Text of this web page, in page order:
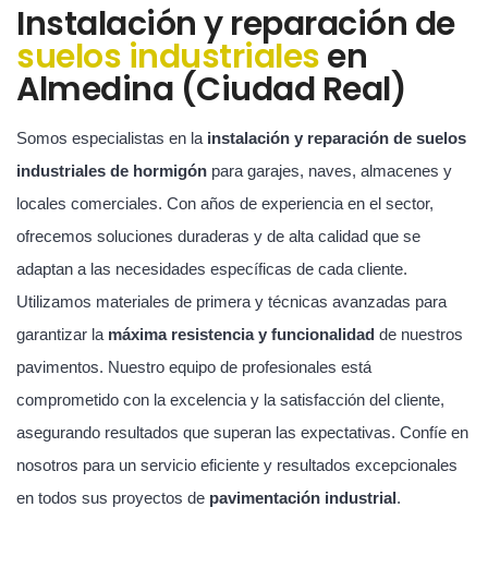
Instalación y reparación de
suelos industrialesen
Almedina (Ciudad Real)
Somos especialistas en la instalación y reparación de suelos
industriales de hormigón para garajes, naves, almacenes y
locales comerciales. Con años de experiencia en el sector,
ofrecemos soluciones duraderas y de alta calidad que se
adaptan a las necesidades específicas de cada cliente.
Utilizamos materiales de primera y técnicas avanzadas para
garantizar la máxima resistencia y funcionalidad de nuestros
pavimentos. Nuestro equipo de profesionales está
comprometido con la excelencia y la satisfacción del cliente,
asegurando resultados que superan las expectativas. Confíe en
nosotros para un servicio eficiente y resultados excepcionales
en todos sus proyectos de pavimentación industrial.